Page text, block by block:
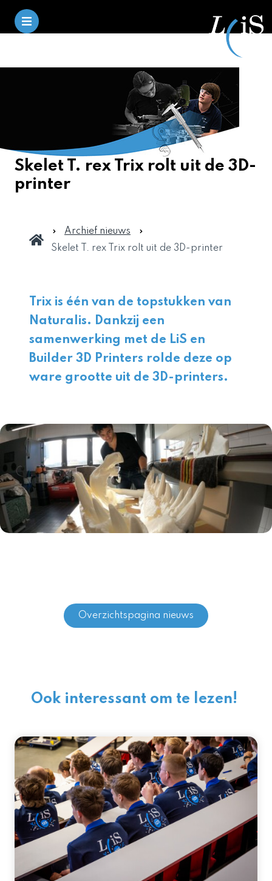
Skelet T. rex Trix rolt uit de 3D-
printer
Archief nieuws
Skelet T. rex Trix rolt uit de 3D-printer
Trix is één van de topstukken van
Naturalis. Dankzij een
samenwerking met de LiS en
Builder 3D Printers rolde deze op
ware grootte uit de 3D-printers.
Overzichtspagina nieuws
Ook interessant om te lezen!